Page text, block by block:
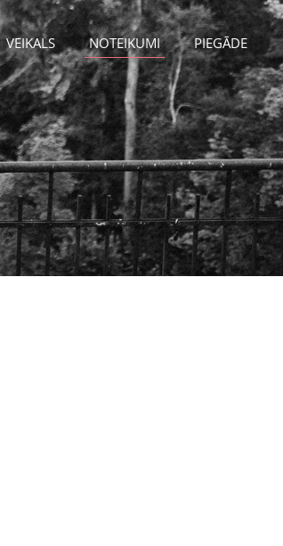
VEIKALS NOTEIKUMI PIEGĀDE